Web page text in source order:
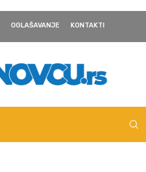
OGLAŠAVANJE KONTAKTI